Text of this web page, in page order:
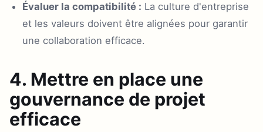
Évaluer la compatibilité : La culture d'entreprise
et les valeurs doivent être alignées pour garantir
une collaboration efficace.
4. Mettre en place une
gouvernance de projet
efficace